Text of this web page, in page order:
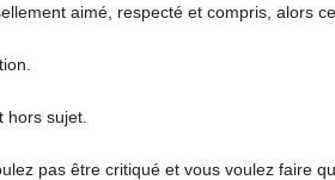
aimé, respecté et compris, alors
hors sujet.
pas être critiqué et vous voulez faire